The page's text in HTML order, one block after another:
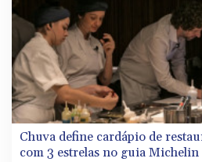
Chuva define cardápio de
com 3 estrelas no guia Michelin